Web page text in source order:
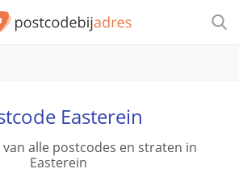
Easterein
alle postcodes en straten in
Easterein